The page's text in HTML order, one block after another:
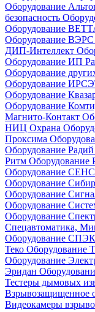
Оборудование
безопасность
Оборудование
Оборудование ВЭРС
ДИП-Интеллект
Оборудование ИП
Оборудование
Оборудование
Оборудование
Оборудование
Магнито-Контакт
НИЦ Охрана
Проксима
Оборудование Радий
Ритм Оборудование
Оборудование
Оборудование
Оборудование
Оборудование
Оборудование
Спецавтоматика,
Оборудование СПЭК
Теко Оборудование
Оборудование
Эридан
Тестеры дымовых
Взрывозащищенное
Видеокамеры